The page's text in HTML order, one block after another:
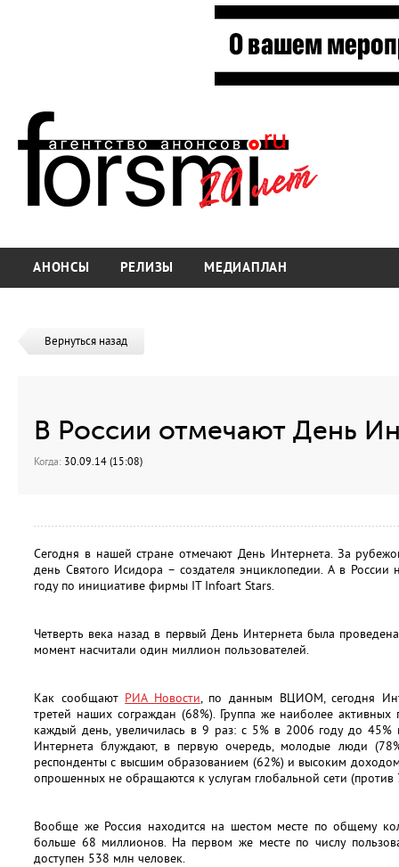
АНОНСЫ РЕЛИЗЫ МЕДИАПЛАН
Вернуться назад
В России отмечают День
Когда: 30.09.14 (15:08)
Сегодня в нашей стране отмечают День Интернета. За
день Святого Исидора – создателя энциклопедии. А в
году по инициативе фирмы IT Infoart Stars.
Четверть века назад в первый День Интернета была
момент насчитали один миллион пользователей.
Как сообщают РИА Новости, по данным ВЦИОМ, сегодня
третей наших сограждан (68%). Группа же наиболее
каждый день, увеличилась в 9 раз: с 5% в 2006 году до
Интернета блуждают, в первую очередь, молодые люди
респонденты с высшим образованием (62%) и высоким
опрошенных не обращаются к услугам глобальной сети (против
Вообще же Россия находится на шестом месте по общему
больше 68 миллионов. На первом же месте по числу
доступен 538 млн человек.